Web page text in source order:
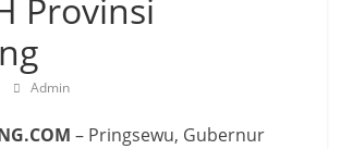
Provinsi
Admin
– Pringsewu, Gubernur